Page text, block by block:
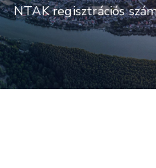
Turisztika
Választási
Információk
Események
NTAK regisztrációs